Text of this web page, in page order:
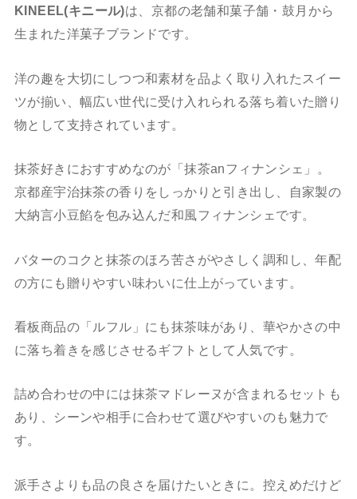
KINEEL(キニール)は、京都の老舗和菓子舗・鼓月から
生まれた洋菓子ブランドです。
洋の趣を大切にしつつ和素材を品よく取り入れたスイー
ツが揃い、幅広い世代に受け入れられる落ち着いた贈り
物として支持されています。
抹茶好きにおすすめなのが「抹茶anフィナンシェ」。
京都産宇治抹茶の香りをしっかりと引き出し、自家製の
大納言小豆餡を包み込んだ和風フィナンシェです。
バターのコクと抹茶のほろ苦さがやさしく調和し、年配
の方にも贈りやすい味わいに仕上がっています。
看板商品の「ルフル」にも抹茶味があり、華やかさの中
に落ち着きを感じさせるギフトとして人気です。
詰め合わせの中には抹茶マドレーヌが含まれるセットも
あり、シーンや相手に合わせて選びやすいのも魅力で
す。
派手さよりも品の良さを届けたいときに。控えめだけど